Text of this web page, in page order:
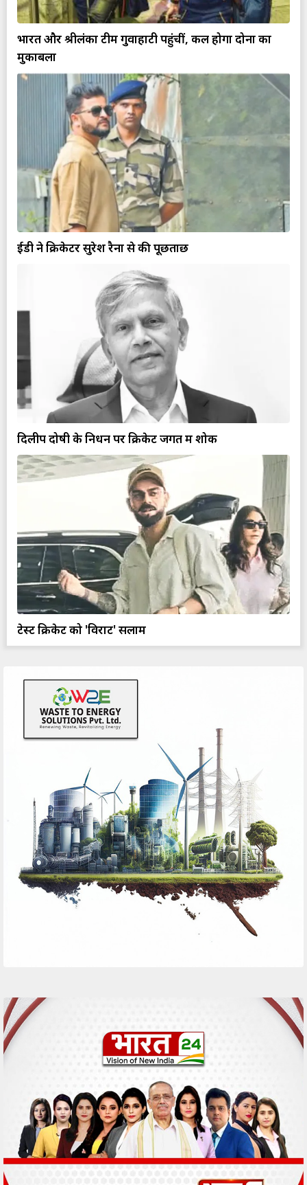
भारत और श्रीलंका टीम गुवाहाटी पहुंचीं, कल होगा दोनों का
मुकाबला
ईडी ने क्रिकेटर सुरेश रैना से की पूछताछ
दिलीप दोषी के निधन पर क्रिकेट जगत में शोक
टेस्ट क्रिकेट को 'विराट' सलाम